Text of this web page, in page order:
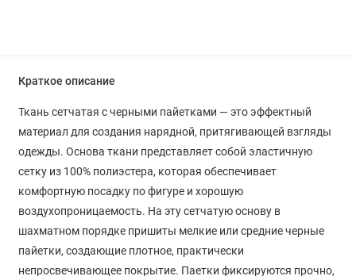
Краткое описание
Ткань сетчатая с черными пайетками — это эффектный
материал для создания нарядной, притягивающей взгляды
одежды. Основа ткани представляет собой эластичную
сетку из 100% полиэстера, которая обеспечивает
комфортную посадку по фигуре и хорошую
воздухопроницаемость. На эту сетчатую основу в
шахматном порядке пришиты мелкие или средние черные
пайетки, создающие плотное, практически
непросвечивающее покрытие. Паетки фиксируются прочно,